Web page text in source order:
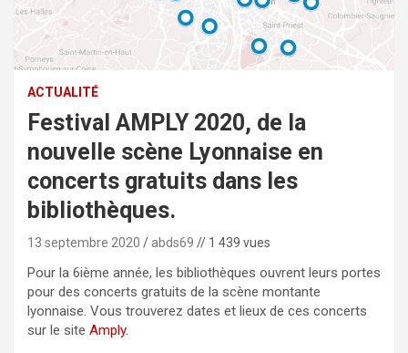
ACTUALITÉ
Festival AMPLY 2020, de la
nouvelle scène Lyonnaise en
concerts gratuits dans les
bibliothèques.
13 septembre 2020 abds69 // 1 439 vues
Pour la 6ième année, les bibliothèques ouvrent leurs portes
pour des concerts gratuits de la scène montante
lyonnaise. Vous trouverez dates et lieux de ces concerts
sur le site Amply.